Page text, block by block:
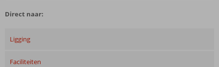
Direct naar:
Ligging
Faciliteiten